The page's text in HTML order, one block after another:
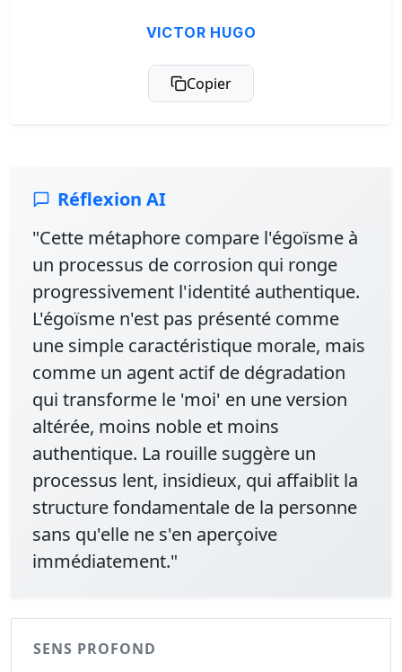
VICTOR HUGO
Copier
Réflexion AI
"Cette métaphore compare l'égoïsme à
un processus de corrosion qui ronge
progressivement l'identité authentique.
L'égoïsme n'est pas présenté comme
une simple caractéristique morale, mais
comme un agent actif de dégradation
qui transforme le 'moi' en une version
altérée, moins noble et moins
authentique. La rouille suggère un
processus lent, insidieux, qui affaiblit la
structure fondamentale de la personne
sans qu'elle ne s'en aperçoive
immédiatement."
SENS PROFOND